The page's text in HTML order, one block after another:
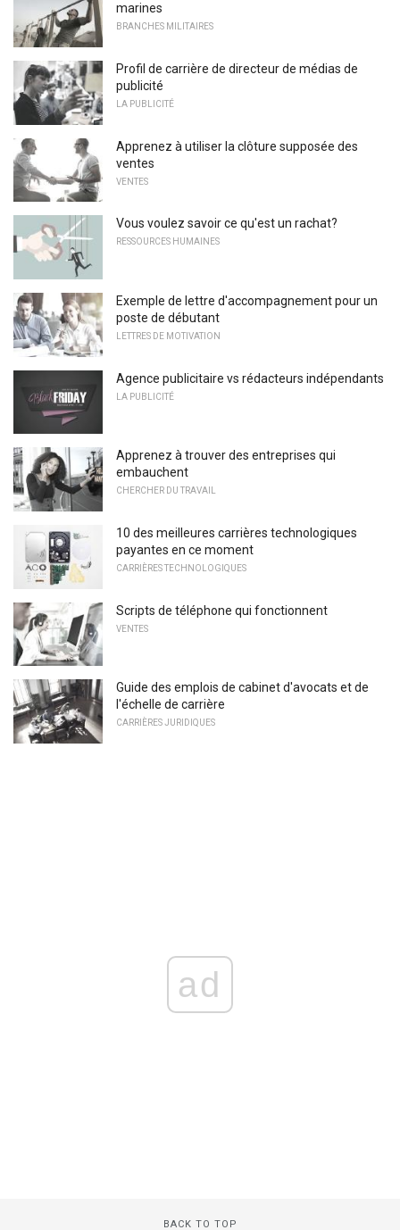
marines
BRANCHES MILITAIRES
Profil de carrière de directeur de médias de
publicité
LA PUBLICITÉ
Apprenez à utiliser la clôture supposée des
ventes
VENTES
Vous voulez savoir ce qu'est un rachat?
RESSOURCES HUMAINES
Exemple de lettre d'accompagnement pour un
poste de débutant
LETTRES DE MOTIVATION
Agence publicitaire vs rédacteurs indépendants
LA PUBLICITÉ
Apprenez à trouver des entreprises qui
embauchent
CHERCHER DU TRAVAIL
10 des meilleures carrières technologiques
payantes en ce moment
CARRIÈRES TECHNOLOGIQUES
Scripts de téléphone qui fonctionnent
VENTES
Guide des emplois de cabinet d'avocats et de
l'échelle de carrière
CARRIÈRES JURIDIQUES
ad
BACK TO TOP